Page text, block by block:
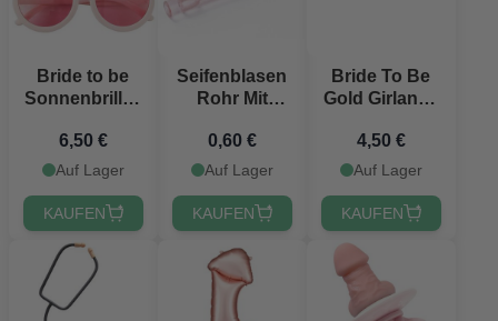
Bride to be
Sonnenbrille -
6,50 €
Auf Lager
KAUFEN
Seifenblasen
Rohr Mit
Rosa - 10 cm
0,60 €
Auf Lager
KAUFEN
Bride To Be
Gold Girlande
4,50 €
Auf Lager
KAUFEN